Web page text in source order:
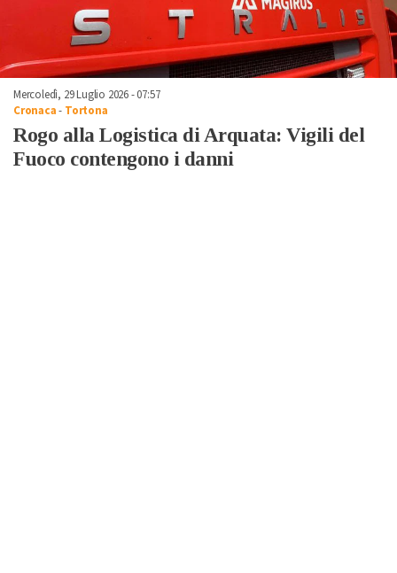
Mercoledì, 29 Luglio 2026 - 07:57
Cronaca- Tortona
Rogo alla Logistica di Arquata: Vigili del
Fuoco contengono i danni